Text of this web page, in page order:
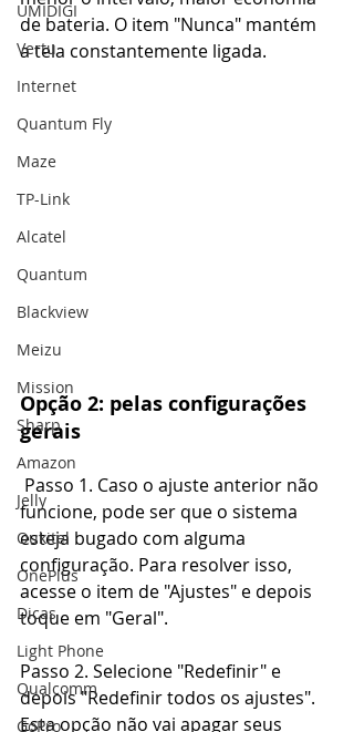
UMIDIGI
Vertu
Internet
Quantum Fly
Maze
TP-Link
Alcatel
Quantum
Blackview
Meizu
Mission
Sharp
Amazon
Jelly
Oukitel
OnePlus
Dicas
Light Phone
Qualcomm
GoPro
de bateria. O item "Nunca" mantém
a tela constantemente ligada.
Opção 2: pelas configurações
gerais
funcione, pode ser que o sistema
esteja bugado com alguma
configuração. Para resolver isso,
acesse o item de "Ajustes" e depois
toque em "Geral".
Passo 2. Selecione "Redefinir" e
depois "Redefinir todos os ajustes".
Esta opção não vai apagar seus